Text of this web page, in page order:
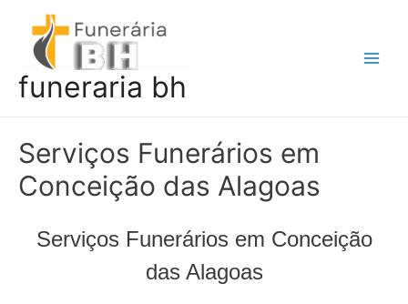
conteúdo
funeraria bh
Serviços Funerários em
Conceição das Alagoas
Serviços Funerários em Conceição
das Alagoas